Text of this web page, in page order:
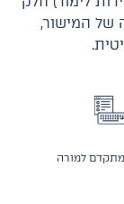
של המישור,
למורה